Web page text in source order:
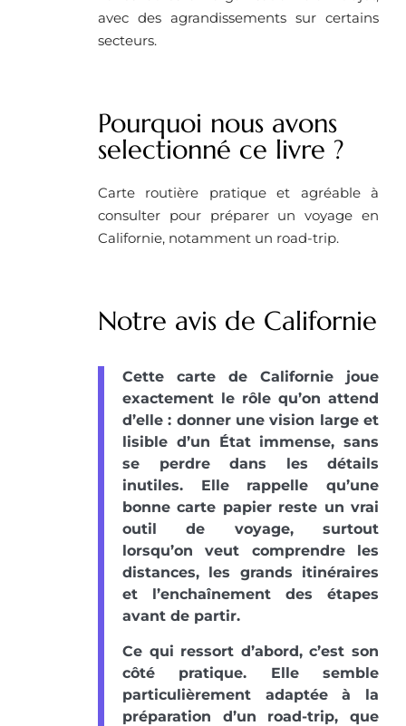
avec des agrandissements sur certains
secteurs.
Pourquoi nous avons
selectionné ce livre ?
Carte routière pratique et agréable à
consulter pour préparer un voyage en
Californie, notamment un road-trip.
Notre avis de Californie
Cette carte de Californie joue
exactement le rôle qu’on attend
d’elle : donner une vision large et
lisible d’un État immense, sans
se perdre dans les détails
inutiles. Elle rappelle qu’une
bonne carte papier reste un vrai
outil de voyage, surtout
lorsqu’on veut comprendre les
distances, les grands itinéraires
et l’enchaînement des étapes
avant de partir.
Ce qui ressort d’abord, c’est son
côté pratique. Elle semble
particulièrement adaptée à la
préparation d’un road-trip, que